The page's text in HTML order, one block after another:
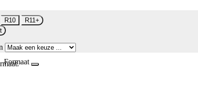
R10
R11+
Formaat